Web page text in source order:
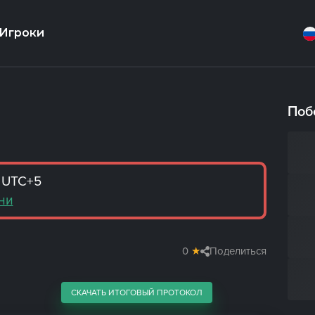
0 ★ Поделиться
СКАЧАТЬ ИТОГОВЫЙ ПРОТОКОЛ